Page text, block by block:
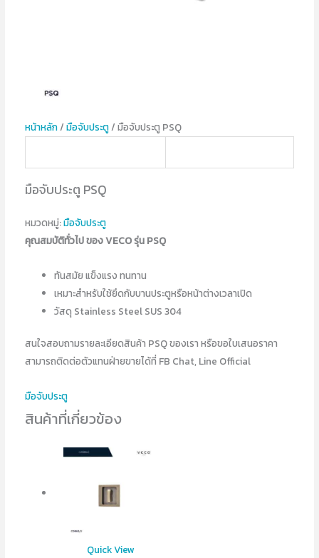
หน้าหลัก/ มือจับประตู/ มือจับประตู PSQ
มือจับประตู PSQ
หมวดหมู่:มือจับประตู
คุณสมบัติทั่วไป ของ VECO รุ่น PSQ
ทันสมัย แข็งแรง ทนทาน
เหมาะสำหรับใช้ยึดกับบานประตูหรือหน้าต่างเวลาเปิด
วัสดุ Stainless Steel SUS 304
สนใจสอบถามรายละเอียดสินค้า PSQ ของเรา หรือขอใบเสนอราคา
สามารถติดต่อตัวแทนฝ่ายขายได้ที่ FB Chat, Line Official
มือจับประตู
สินค้าที่เกี่ยวข้อง
Quick View